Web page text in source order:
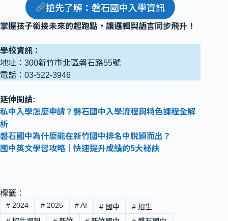
搶先了解 ：磐石國中入學資訊
掌握孩子銜接未來的起跑點，讓邏輯與語言同步飛升！
學校資訊：
地址：300新竹市北區磐石路55號
電話：03-522-3946
延伸閱讀:
私中入學怎麼申請？磐石國中入學流程與特色課程全解
析
磐石國中為什麼能在新竹國中排名中脫穎而出？
國中英文學習攻略｜快速提升成績的5大秘訣
標籤：
#2024 #2025 #AI # 國中 # 招生